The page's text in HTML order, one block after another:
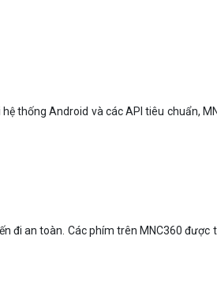
thống Android và các API tiêu chuẩn,
đi an toàn. Các phím trên MNC360 được